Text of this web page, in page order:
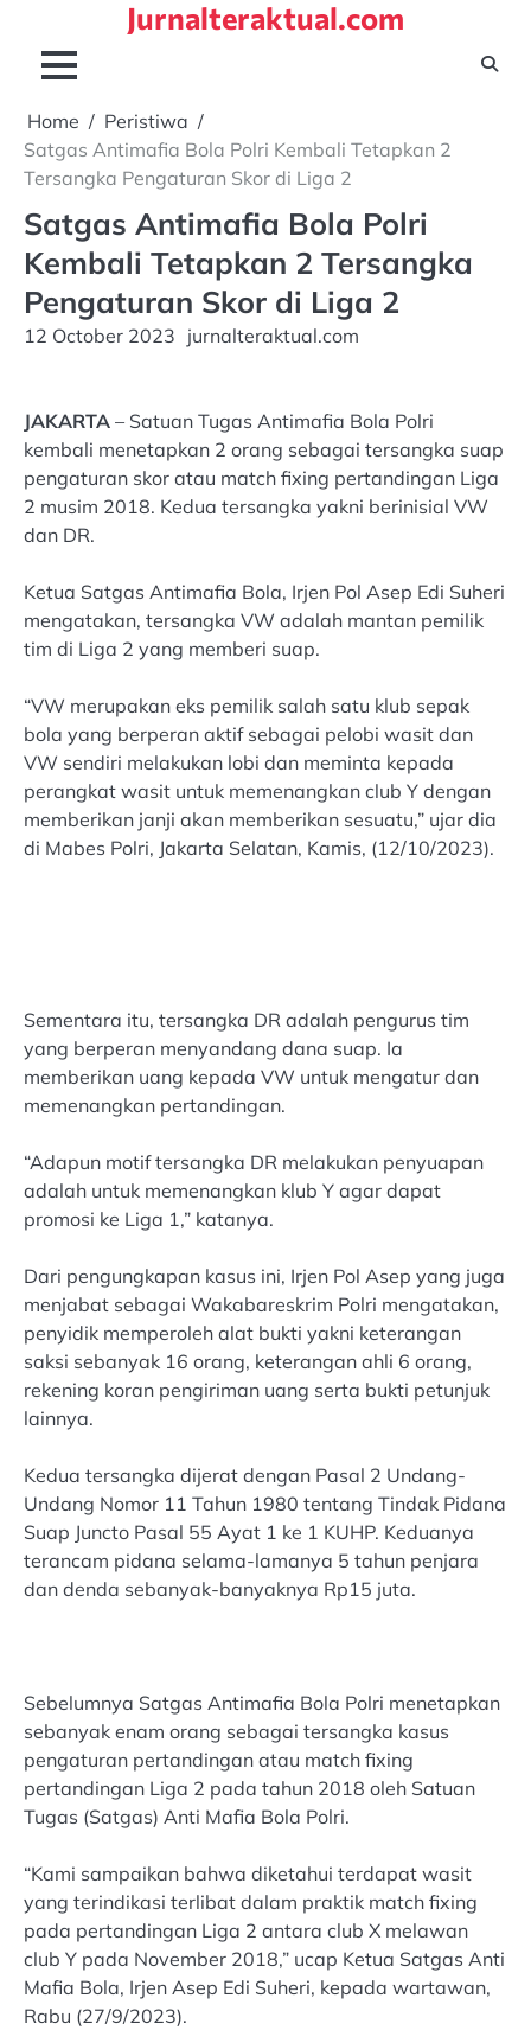
content
Jurnalteraktual.com
Home
Peristiwa
Satgas Antimafia Bola Polri Kembali Tetapkan 2
Tersangka Pengaturan Skor di Liga 2
Satgas Antimafia Bola Polri
Kembali Tetapkan 2 Tersangka
Pengaturan Skor di Liga 2
12 October 2023 jurnalteraktual.com
JAKARTA – Satuan Tugas Antimafia Bola Polri
kembali menetapkan 2 orang sebagai tersangka suap
pengaturan skor atau match fixing pertandingan Liga
2 musim 2018. Kedua tersangka yakni berinisial VW
dan DR.
Ketua Satgas Antimafia Bola, Irjen Pol Asep Edi Suheri
mengatakan, tersangka VW adalah mantan pemilik
tim di Liga 2 yang memberi suap.
“VW merupakan eks pemilik salah satu klub sepak
bola yang berperan aktif sebagai pelobi wasit dan
VW sendiri melakukan lobi dan meminta kepada
perangkat wasit untuk memenangkan club Y dengan
memberikan janji akan memberikan sesuatu,” ujar dia
di Mabes Polri, Jakarta Selatan, Kamis, (12/10/2023).
Sementara itu, tersangka DR adalah pengurus tim
yang berperan menyandang dana suap. Ia
memberikan uang kepada VW untuk mengatur dan
memenangkan pertandingan.
“Adapun motif tersangka DR melakukan penyuapan
adalah untuk memenangkan klub Y agar dapat
promosi ke Liga 1,” katanya.
Dari pengungkapan kasus ini, Irjen Pol Asep yang juga
menjabat sebagai Wakabareskrim Polri mengatakan,
penyidik memperoleh alat bukti yakni keterangan
saksi sebanyak 16 orang, keterangan ahli 6 orang,
rekening koran pengiriman uang serta bukti petunjuk
lainnya.
Kedua tersangka dijerat dengan Pasal 2 Undang-
Undang Nomor 11 Tahun 1980 tentang Tindak Pidana
Suap Juncto Pasal 55 Ayat 1 ke 1 KUHP. Keduanya
terancam pidana selama-lamanya 5 tahun penjara
dan denda sebanyak-banyaknya Rp15 juta.
Sebelumnya Satgas Antimafia Bola Polri menetapkan
sebanyak enam orang sebagai tersangka kasus
pengaturan pertandingan atau match fixing
pertandingan Liga 2 pada tahun 2018 oleh Satuan
Tugas (Satgas) Anti Mafia Bola Polri.
“Kami sampaikan bahwa diketahui terdapat wasit
yang terindikasi terlibat dalam praktik match fixing
pada pertandingan Liga 2 antara club X melawan
club Y pada November 2018,” ucap Ketua Satgas Anti
Mafia Bola, Irjen Asep Edi Suheri, kepada wartawan,
Rabu (27/9/2023).